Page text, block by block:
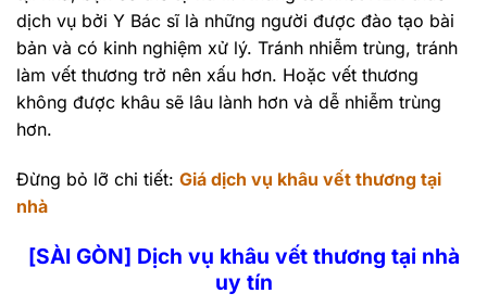
dịch vụ bởi Y Bác sĩ là những người được đào tạo bài
bản và có kinh nghiệm xử lý. Tránh nhiễm trùng, tránh
làm vết thương trở nên xấu hơn. Hoặc vết thương
không được khâu sẽ lâu lành hơn và dễ nhiễm trùng
hơn.
Đừng bỏ lỡ chi tiết: Giá dịch vụ khâu vết thương tại
nhà
[SÀI GÒN] Dịch vụ khâu vết thương tại nhà
uy tín